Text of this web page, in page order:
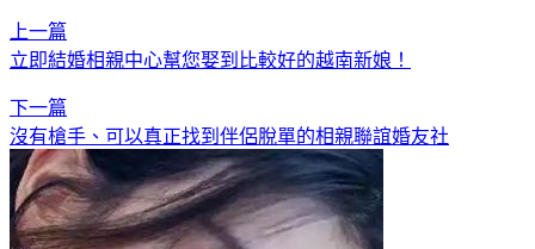
上一篇
立即結婚相親中心幫您娶到比較好的越南新娘！
下一篇
沒有槍手、可以真正找到伴侶脫單的相親聯誼婚友社